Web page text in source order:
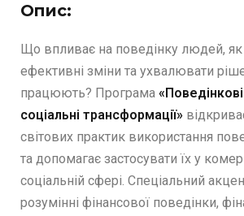
Опис:
Що впливає на поведінку людей,
ефективні зміни та ухвалювати
працюють? Програма
соціальні трансформації»
світових практик використання
та допомагає застосувати їх у
соціальній сфері. Спеціальний
розумінні фінансової поведінки,